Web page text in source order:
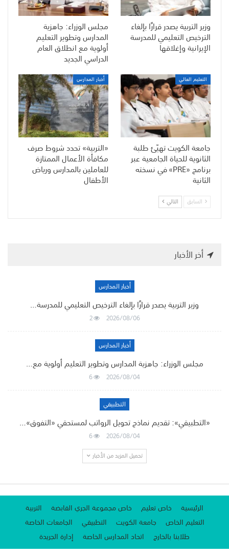
وزير التربية يصدر قرارًا بإلغاء
الترخيص التعليمي للمدرسة
الإيرانية وإغلاقها
مجلس الوزراء: جاهزية
المدارس وتطوير التعليم
أولوية مع انطلاق العام
الدراسي الجديد
التعليم العالي
جامعة الكويت تهيّئ طلبة
الثانوية للحياة الجامعية عبر
برنامج «PRE» في نسخته
الثانية
أخبار المدارس
«التربية» تحدد شروط صرف
مكافأة الأعمال الممتازة
للعاملين بالمدارس ورياض
الأطفال
السابق التالي
أخر الأخبار
أخبار المدارس
وزير التربية يصدر قرارًا بإلغاء الترخيص التعليمي للمدرسة…
2026/08/06
2
أخبار المدارس
مجلس الوزراء: جاهزية المدارس وتطوير التعليم أولوية مع…
2026/08/04
6
التطبيقي
«التطبيقي»: تقديم نماذج تحويل الرواتب لمستحقي «التفوق»…
2026/08/04
6
تحميل المزيد من الأخبار
الرئيسية خاص تعليم خاص مجموعة الجري القابضة
التربية
التعليم الخاص
جامعة الكويت التطبيقي
الجامعات الخاصة
طلابنا بالخارج
اتحاد المدارس الخاصة إدارة الجريدة